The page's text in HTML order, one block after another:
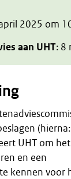
2025 om
aan UHT: 8
UHT om
en een
kennen voor